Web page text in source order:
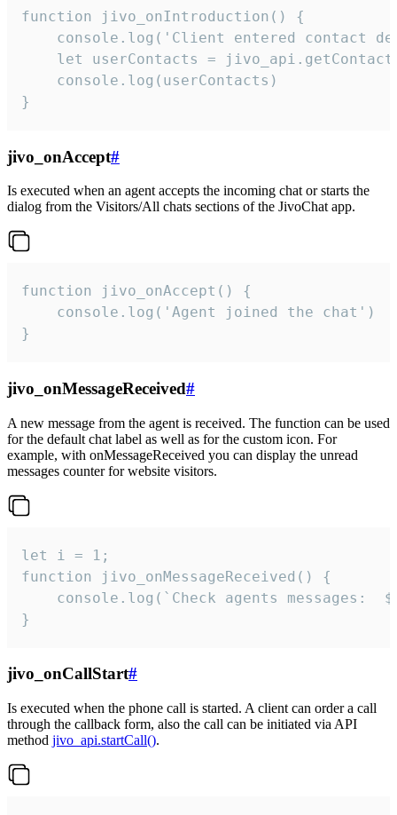
function jivo_onIntroduction() {
console.log('Client entered contact
let userContacts =
    console.log(userContacts)
}
jivo_onAccept#
Is executed when an agent accepts the incoming chat or starts the
dialog from the Visitors/All chats sections of the JivoChat app.
function jivo_onAccept() {
}
jivo_onMessageReceived#
A new message from the agent is received. The function can be used
for the default chat label as well as for the custom icon. For
example, with onMessageReceived you can display the unread
messages counter for website visitors.
let i = 1;
function jivo_onMessageReceived() {
}
jivo_onCallStart#
Is executed when the phone call is started. A client can order a call
through the callback form, also the call can be initiated via API
method jivo_api.startCall().